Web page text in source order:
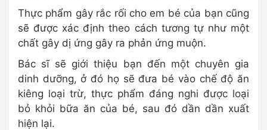
Thực phẩm gây rắc rối cho em bé của bạn cũng
sẽ được xác định theo cách tương tự như một
chất gây dị ứng gây ra phản ứng muộn.
Bác sĩ sẽ giới thiệu bạn đến một chuyên gia
dinh dưỡng, ở đó họ sẽ đưa bé vào chế độ ăn
kiêng loại trừ, thực phẩm đáng nghi được loại
bỏ khỏi bữa ăn của bé, sau đó dần dần xuất
hiện lại.